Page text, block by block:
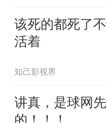
该死的都死了
活着
知己影视界
讲真，是球网
的！！！